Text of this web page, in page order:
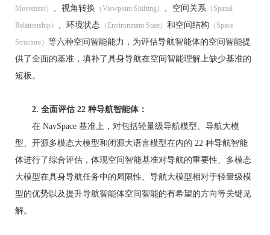
Movement） 、视角转换 （Viewpoint Shifting） 、空间关系 （Spatial
Relationship） 、环境状态 （Environment State） 和空间结构 （Space
Structure） 等六种空间智能能力，为评估导航智能体的空间智能提
供了全面的基准，填补了具身导航在空间智能理解上缺少基准的
短板。
2. 全面评估 22 种导航智能体：
在 NavSpace 基准上，对包括轻量级导航模型、导航大模
型、开源多模态大模型和闭源大语言模型在内的 22 种导航智能
体进行了综合评估，体现空间智能基准对导航的重要性、多模态
大模型在具身导航任务中的局限性、导航大模型相对于轻量级模
型的优势以及提升导航智能体空间智能的有希望的方向等关键见
解。